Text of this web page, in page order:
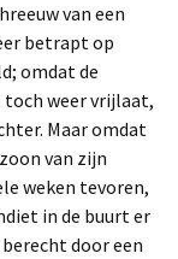
van een
betrapt op
omdat de
weer vrijlaat,
Maar omdat
van zijn
weken tevoren,
in de buurt er
door een